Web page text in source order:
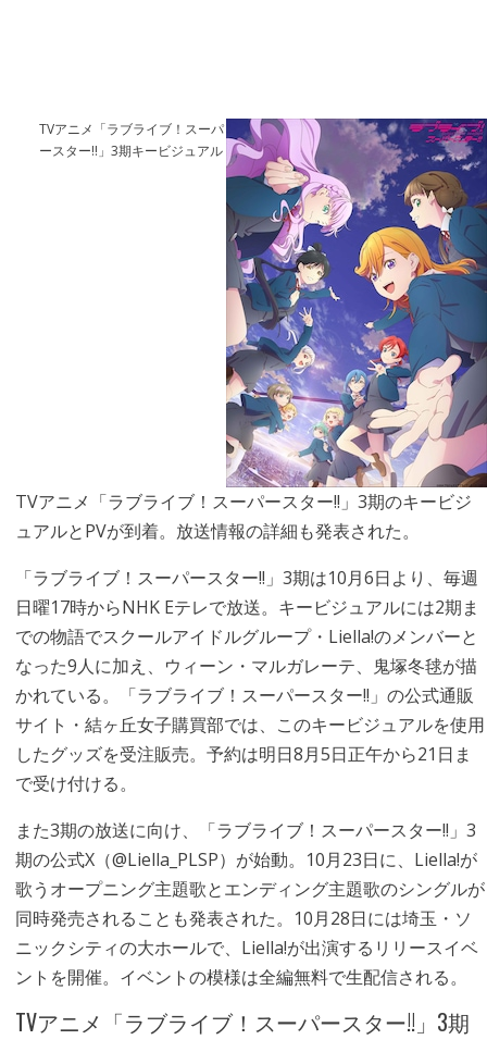
TVアニメ「ラブライブ！スーパ
ースター!!」3期キービジュアル
TVアニメ「ラブライブ！スーパースター!!」3期のキービジ
ュアルとPVが到着。放送情報の詳細も発表された。
「ラブライブ！スーパースター!!」3期は10月6日より、毎週
日曜17時からNHK Eテレで放送。キービジュアルには2期ま
での物語でスクールアイドルグループ・Liella!のメンバーと
なった9人に加え、ウィーン・マルガレーテ、鬼塚冬毬が描
かれている。「ラブライブ！スーパースター!!」の公式通販
サイト・結ヶ丘女子購買部では、このキービジュアルを使用
したグッズを受注販売。予約は明日8月5日正午から21日ま
で受け付ける。
また3期の放送に向け、「ラブライブ！スーパースター!!」3
期の公式X（@Liella_PLSP）が始動。10月23日に、Liella!が
歌うオープニング主題歌とエンディング主題歌のシングルが
同時発売されることも発表された。10月28日には埼玉・ソ
ニックシティの大ホールで、Liella!が出演するリリースイベ
ントを開催。イベントの模様は全編無料で生配信される。
TVアニメ「ラブライブ！スーパースター!!」3期